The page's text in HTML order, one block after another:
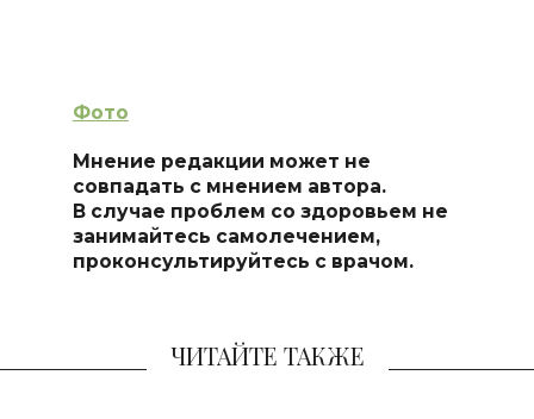
Фото
Мнение редакции может не
совпадать с мнением автора.
В случае проблем со здоровьем не
занимайтесь самолечением,
проконсультируйтесь с врачом.
ЧИТАЙТЕ ТАКЖЕ